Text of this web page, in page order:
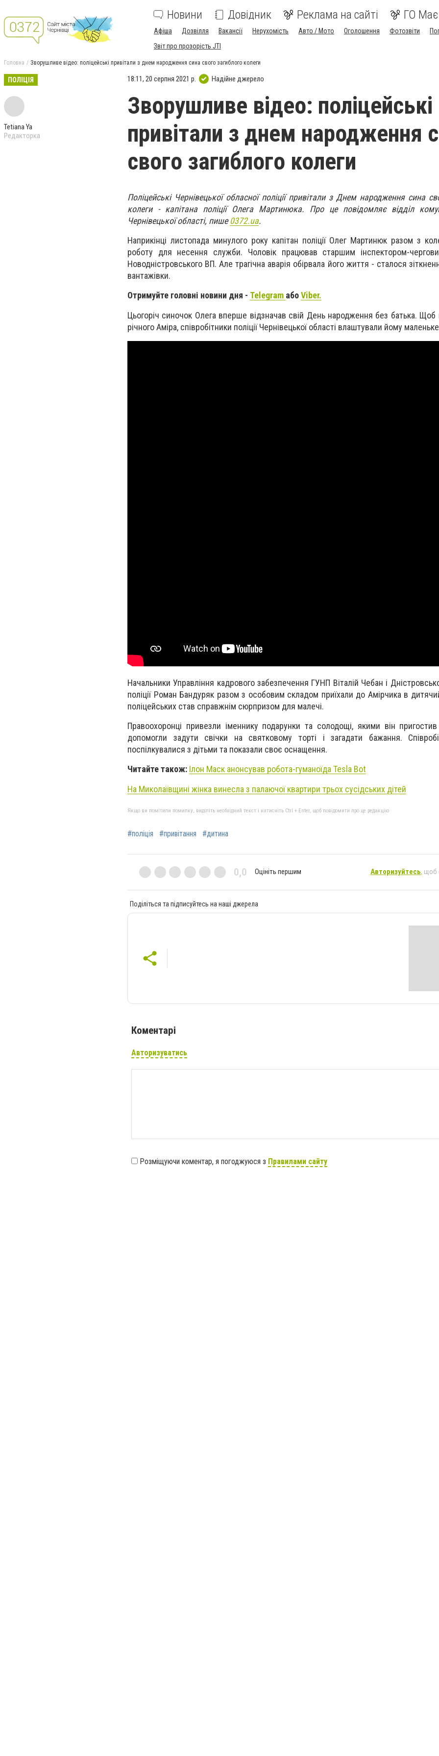
Новини Довідник Реклама на сайті ГО
Афіша Дозвілля Вакансії Нерухомість Авто / Мото Оголошення Фотозвіти
Звіт про прозорість JTI
Головна Зворушливе відео: поліцейські привітали з днем народження сина свого загиблого колеги
ПОЛІЦІЯ
Tetiana Ya
Редакторка
18:11, 20 серпня 2021 р. Надійне джерело
Зворушливе відео: поліцейські
привітали з днем народження
свого загиблого колеги
Поліцейські Чернівецької обласної поліції привітали з Днем народження сина
колеги - капітана поліції Олега Мартинюка. Про це повідомляє відділ
Чернівецької області, пише0372.ua.
Наприкінці листопада минулого року капітан поліції Олег Мартинюк разом з
роботу для несення служби. Чоловік працював старшим інспектором-
Новодністровського ВП.Але трагічна аварія обірвала його життя - сталося
вантажівки.
Отримуйте головні новини дня - Telegram абоViber.
Цьогоріч синочок Олега вперше відзначав свій День народження без батька. Щоб
річного Аміра, співробітники поліції Чернівецької області влаштували йому
Начальники Управління кадрового забезпечення ГУНП Віталій Чебан і
поліції Роман Бандуряк разом з особовим складом приїхали до Амірчика в
поліцейських став справжнім сюрпризом для малечі.
Правоохоронці привезли іменнику подарунки та солодощі, якими він пригостив
допомогли задути свічки на святковому торті і загадати бажання.
поспілкувалися з дітьми та показали своє оснащення.
Читайте також: Ілон Маск анонсував робота-гуманоїда Tesla Bot
На Миколаївщині жінка винесла з палаючої квартири трьох сусідських дітей
Якщо ви помітили помилку, виділіть необхідний текст і натисніть Ctrl + Enter, щоб повідомити про це редакцію
#поліція #привітання #дитина
0,0 Оцініть першим Авторизуйтесь, щоб
Поділіться та підписуйтесь на наші джерела
Коментарі
Авторизуватись
Розміщуючи коментар, я погоджуюся з Правилами сайту